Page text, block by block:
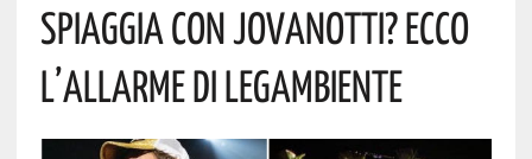
Spiaggia Con Jovanotti? Ecco
L’allarme Di Legambiente